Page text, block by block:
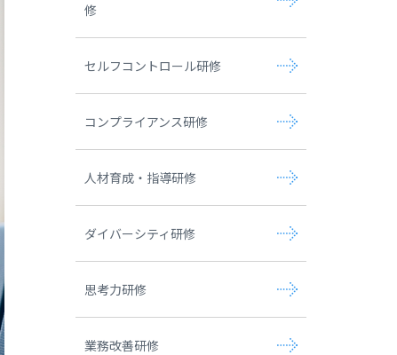
修
セルフコントロール研修
コンプライアンス研修
人材育成・指導研修
ダイバーシティ研修
思考力研修
業務改善研修